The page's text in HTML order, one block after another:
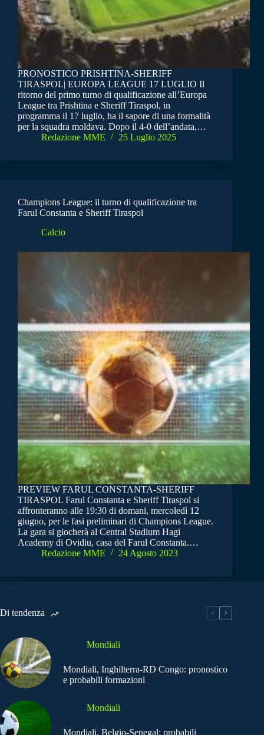
PRONOSTICO PRISHTINA-SHERIFF
TIRASPOL| EUROPA LEAGUE 17 LUGLIO Il
ritorno del primo turno di qualificazione all’Europa
League tra Prishtina e Sheriff Tiraspol, in
programma il 17 luglio, ha il sapore di una formalità
per la squadra moldava. Dopo il 4-0 dell’andata,…
Redazione MME
25 Luglio 2025
Champions League: il turno di qualificazione tra
Farul Constanta e Sheriff Tiraspol
Calcio
PREVIEW FARUL CONSTANTA-SHERIFF
TIRASPOL Farul Constanta e Sheriff Tiraspol si
affronteranno alle 19:30 di domani, mercoledì 12
giugno, per le fasi preliminari di Champions League.
La gara si giocherà al Central Stadium Hagi
Academy di Ovidiu, casa del Farul Constanta.…
Redazione MME
24 Agosto 2023
Di tendenza
Mondiali
Mondiali, Inghilterra-RD Congo: pronostico
e probabili formazioni
Mondiali
Mondiali, Belgio-Senegal: probabili